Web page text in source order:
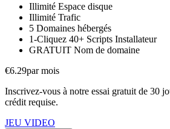
Illimité Espace disque
Illimité Trafic
5 Domaines hébergés
1-Cliquez 40+ Scripts Installateur
GRATUIT Nom de domaine
€6.29par mois
Inscrivez-vous à notre essai gratuit de 30
crédit requise.
JEU VIDEO